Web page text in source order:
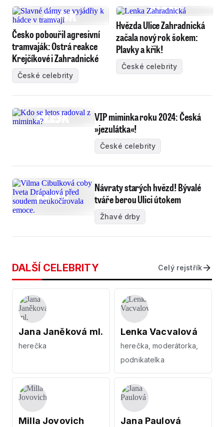
Česko pobouřil agresivní
tramvaják: Ostrá reakce
Krejčíkové i Zahradnické
České celebrity
Hvězda Ulice Zahradnická
začala nový rok šokem:
Plavky a křik!
České celebrity
VIP miminka roku 2024: Česká
»jezulátka«!
České celebrity
Návraty starých hvězd! Bývalé
tváře berou Ulici útokem
Žhavé drby
DALŠÍ CELEBRITY Celý rejstřík
Jana Janěková ml.
herečka
Lenka Vacvalová
herečka, moderátorka,
podnikatelka
Milla Jovovich Jana Paulová